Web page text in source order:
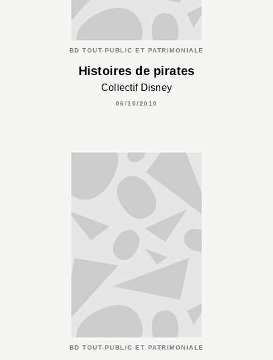
BD TOUT-PUBLIC ET PATRIMONIALE
Histoires de pirates
Collectif Disney
06/10/2010
BD TOUT-PUBLIC ET PATRIMONIALE